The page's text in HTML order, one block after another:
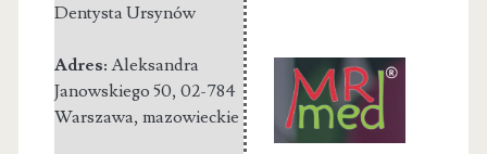
Dentysta Ursynów
Adres: Aleksandra
Janowskiego 50, 02-784
Warszawa, mazowieckie